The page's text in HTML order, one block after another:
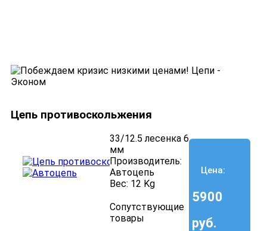
Цепь противоскольжения
Цена:
5900
руб.
33/12.5 лесенка 6
мм
Производитель:
Автоцепь
Вес: 12 Kg
Сопутствующие
товары